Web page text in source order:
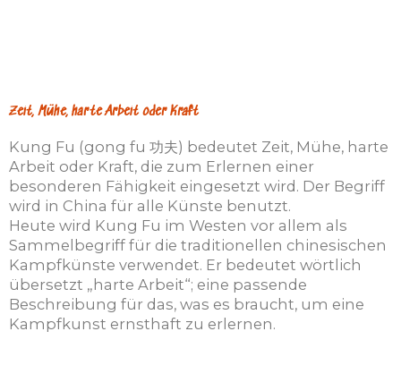
Zeit, Mühe, harte Arbeit oder Kraft
Kung Fu (gong fu 功夫) bedeutet Zeit, Mühe, harte
Arbeit oder Kraft, die zum Erlernen einer
besonderen Fähigkeit eingesetzt wird. Der Begriff
wird in China für alle Künste benutzt.
Heute wird Kung Fu im Westen vor allem als
Sammelbegriff für die traditionellen chinesischen
Kampfkünste verwendet. Er bedeutet wörtlich
übersetzt „harte Arbeit“; eine passende
Beschreibung für das, was es braucht, um eine
Kampfkunst ernsthaft zu erlernen.